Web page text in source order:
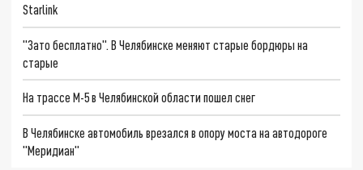
Starlink
"Зато бесплатно". В Челябинске меняют старые бордюры на
старые
На трассе М-5 в Челябинской области пошел снег
В Челябинске автомобиль врезался в опору моста на автодороге
"Меридиан"